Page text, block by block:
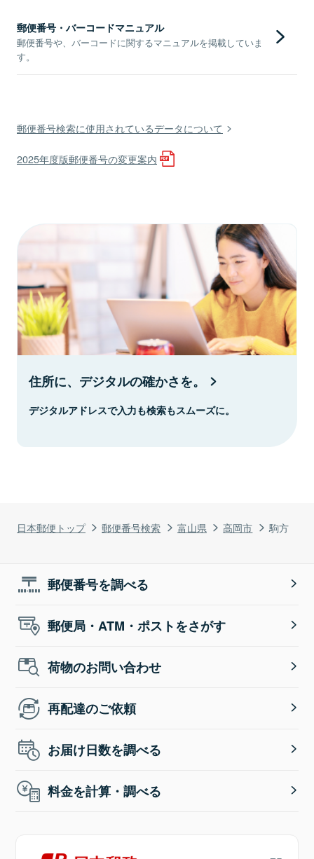
日本郵便トップ 郵便番号検索 富山県 高岡市 駒方
郵便番号・バーコードマニュアル
郵便番号や、バーコードに関するマニュアルを掲載していま
す。
郵便番号検索に使用されているデータについて
2025年度版郵便番号の変更案内
住所に、デジタルの確かさを。
デジタルアドレスで入力も検索もスムーズに。
郵便番号を調べる
郵便局・ATM・ポストをさがす
荷物のお問い合わせ
再配達のご依頼
お届け日数を調べる
料金を計算・調べる